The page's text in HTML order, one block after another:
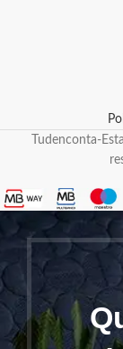
Tudenconta-